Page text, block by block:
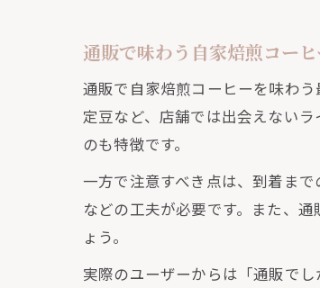
通販で味わう自家焙煎コー
通販で自家焙煎コーヒーを味わ
定豆など、店舗では出会えない
のも特徴です。
一方で注意すべき点は、到着ま
などの工夫が必要です。また、
ょう。
実際のユーザーからは「通販で